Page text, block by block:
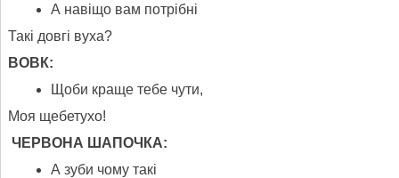
А навіщо вам потрібні
Такі довгі вуха?
ВОВК:
Щоби краще тебе чути,
Моя щебетухо!
ЧЕРВОНА ШАПОЧКА:
А зуби чому такі